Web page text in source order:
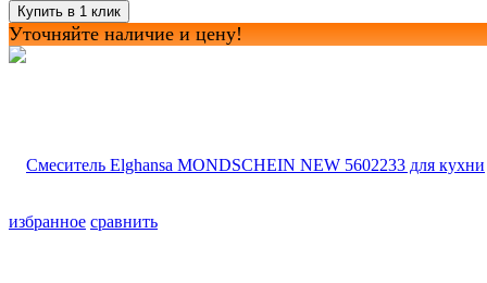
избранное сравнить
Уточняйте наличие и цену!